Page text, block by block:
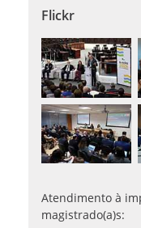
Flickr
Atendimento à
magistrado(a)s: